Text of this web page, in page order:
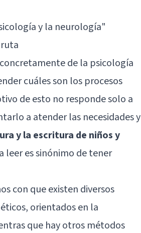
y la neurología"
de la psicología
cuáles son los procesos
de esto no responde solo a
a atender las necesidades y
y la escritura de niños y
leer es sinónimo de tener
con que existen diversos
orientados en la
que hay otros métodos